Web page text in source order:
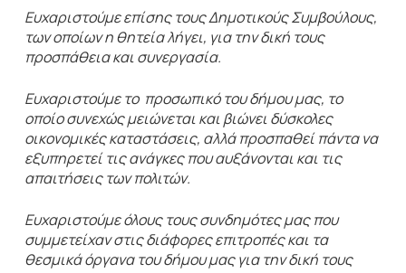
Ευχαριστούμε επίσης τους Δημοτικούς Συμβούλους,
των οποίων η θητεία λήγει, για την δική τους
προσπάθεια και συνεργασία.
Ευχαριστούμε το προσωπικό του δήμου μας, το
οποίο συνεχώς μειώνεται και βιώνει δύσκολες
οικονομικές καταστάσεις, αλλά προσπαθεί πάντα να
εξυπηρετεί τις ανάγκες που αυξάνονται και τις
απαιτήσεις των πολιτών.
Ευχαριστούμε όλους τους συνδημότες μας που
συμμετείχαν στις διάφορες επιτροπές και τα
θεσμικά όργανα του δήμου μας για την δική τους